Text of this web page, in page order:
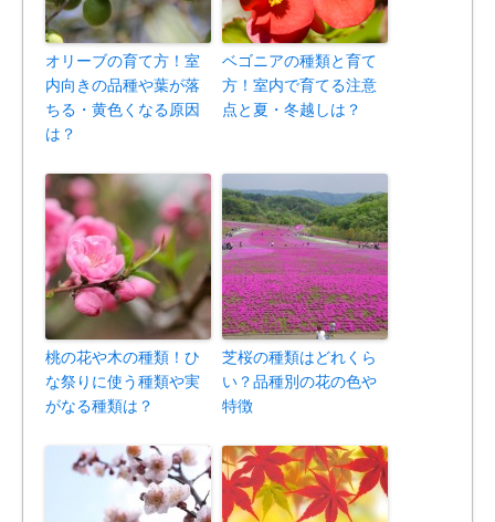
オリーブの育て方！室
内向きの品種や葉が落
ちる・黄色くなる原因
は？
ベゴニアの種類と育て
方！室内で育てる注意
点と夏・冬越しは？
桃の花や木の種類！ひ
な祭りに使う種類や実
がなる種類は？
芝桜の種類はどれくら
い？品種別の花の色や
特徴